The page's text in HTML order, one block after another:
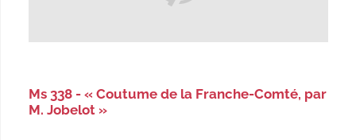
Ms 338 - « Coutume de la Franche-Comté, par
M. Jobelot »